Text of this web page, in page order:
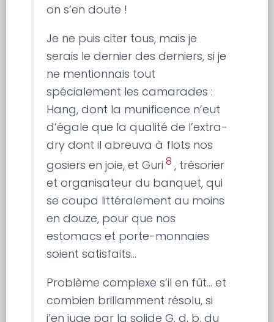
on s’en doute !
Je ne puis citer tous, mais je
serais le dernier des derniers, si je
ne mentionnais tout
spécialement les camarades :
Hang, dont la munificence n’eut
d’égale que la qualité de l’extra-
dry dont il abreuva à flots nos
gosiers en joie, et Guri 8 , trésorier
et organisateur du banquet, qui
se coupa littéralement au moins
en douze, pour que nos
estomacs et porte-monnaies
soient satisfaits…
Problème complexe s’il en fût… et
combien brillamment résolu, si
j’en juge par la solide G. d. b. du